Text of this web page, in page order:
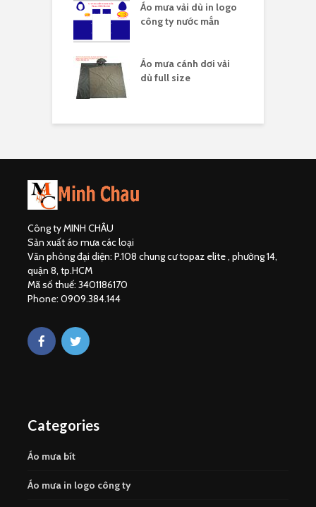
Áo mưa vải dù in logo
công ty nước mắn
Áo mưa cánh dơi vải
dù full size
Công ty MINH CHÂU
Sản xuất áo mưa các loại
Văn phòng đại diện: P.108 chung cư topaz elite , phường 14,
quận 8, tp.HCM
Mã số thuế: 3401186170
Phone: 0909.384.144
Categories
Áo mưa bít
Áo mưa in logo công ty